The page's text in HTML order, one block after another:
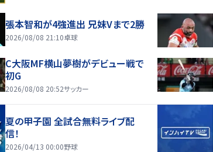
張本智和が4強進出 兄妹Vまで2勝
2026/08/08 21:10卓球
C大阪MF横山夢樹がデビュー戦で
初G
2026/08/08 20:52サッカー
夏の甲子園 全試合無料ライブ配
信！
2026/04/13 00:00野球